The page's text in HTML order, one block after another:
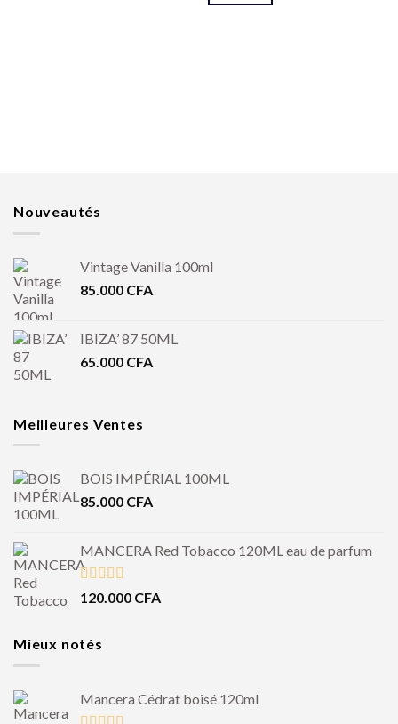
Nouveautés
Vintage Vanilla 100ml
85.000 CFA
IBIZA’ 87 50ML
65.000 CFA
Meilleures Ventes
BOIS IMPÉRIAL 100ML
85.000 CFA
MANCERA Red Tobacco 120ML eau de parfum
Note4.50
120.000 CFA
Mieux notés
Mancera Cédrat boisé 120ml